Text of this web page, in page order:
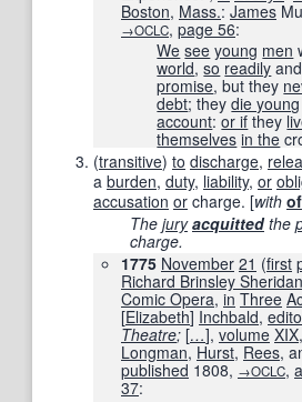
Boston, Mass.: James
→OCLC, page 56:
We see young men
world,so readily and
promise, but they
debt; theydie young
account:or if they
themselves in the
(transitive) to discharge,
a burden, duty, liability, or
accusation or charge. [with of
The jury acquittedthe
charge.
1775 November 21 (first
Richard Brinsley Sheridan
Comic Opera, in Three
[Elizabeth] Inchbald,
Theatre; […], volume XIX,
Longman, Hurst, Rees,
published 1808, →OCLC,
37: